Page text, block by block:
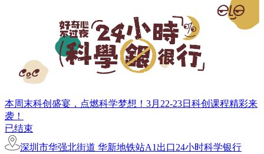
本周末科创盛宴，点燃科学梦想！3月22-23日科创课程精彩来
袭！
已结束
深圳市华强北街道 华新地铁站A1出口24小时科学银行